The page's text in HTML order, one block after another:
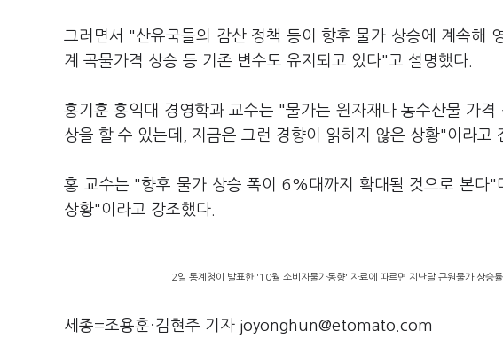
그러면서 "산유국들의 감산 정책 등이 향후 물가 상승에 계속해
계 곡물가격 상승 등 기존 변수도 유지되고 있다"고 설명했다.
홍기훈 홍익대 경영학과 교수는 "물가는 원자재나 농수산물 가
상을 할 수 있는데, 지금은 그런 경향이 읽히지 않은 상황"이라고
홍 교수는 "향후 물가 상승 폭이 6%대까지 확대될 것으로 본다
상황"이라고 강조했다.
2일 통계청이 발표한 '10월 소비자물가동향' 자료에 따르면 지난달 근원물가 상승
세종=조용훈·김현주 기자 joyonghun@etomato.com